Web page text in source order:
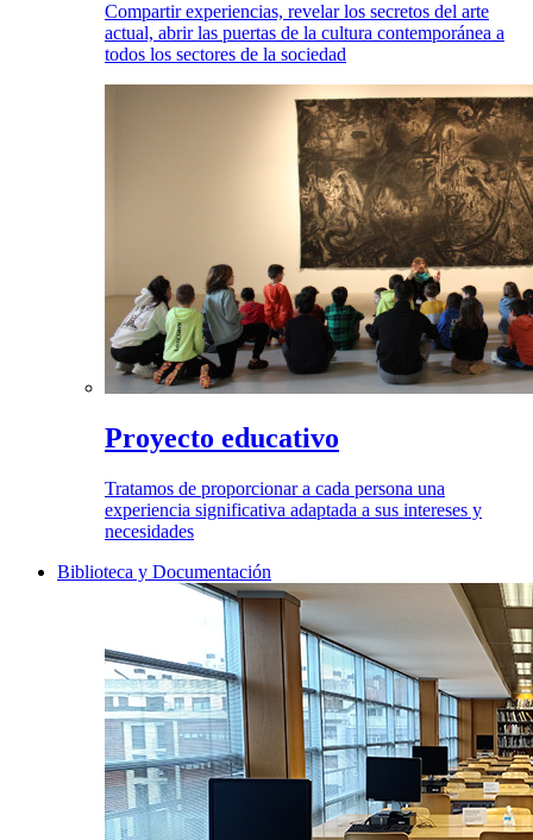
Compartir experiencias, revelar los secretos del arte
actual, abrir las puertas de la cultura contemporánea a
todos los sectores de la sociedad
Proyecto educativo
Tratamos de proporcionar a cada persona una
experiencia significativa adaptada a sus intereses y
necesidades
Biblioteca y Documentación